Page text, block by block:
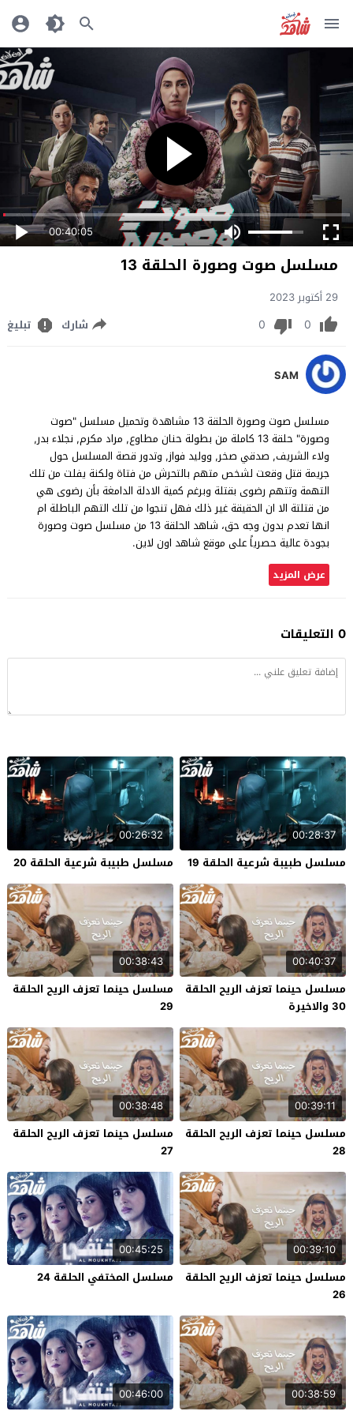
00:40:05
مسلسل صوت وصورة الحلقة 13
29 أكتوبر 2023
0
0 شارك تبليغ
SAM
مسلسل صوت وصورة الحلقة 13 مشاهدة وتحميل مسلسل "صوت
وصورة" حلقة 13 كاملة من بطولة حنان مطاوع, مراد مكرم, نجلاء بدر,
ولاء الشريف, صدقي صخر, ووليد فواز, وتدور قصة المسلسل حول
جريمة قتل وقعت لشخص متهم بالتحرش من فتاة ولكنة يفلت من تلك
التهمة وتتهم رضوى بقتلة وبرغم كمية الادلة الدامغة بأن رضوى هي
من قتلتة الا ان الحقيقة غير ذلك فهل تنجوا من تلك التهم الباطلة ام
انها تعدم بدون وجه حق، شاهد الحلقة 13 من مسلسل صوت وصورة
بجودة عالية حصرياً على موقع شاهد اون لاين.
عرض المزيد
0 التعليقات
00:28:37
مسلسل طبيبة شرعية الحلقة 19
00:26:32
مسلسل طبيبة شرعية الحلقة 20
00:40:37
مسلسل حينما تعزف الريح الحلقة
30 والاخيرة
00:38:43
مسلسل حينما تعزف الريح الحلقة
29
00:39:11
مسلسل حينما تعزف الريح الحلقة
28
00:38:48
مسلسل حينما تعزف الريح الحلقة
27
00:39:10
مسلسل حينما تعزف الريح الحلقة
26
00:45:25
مسلسل المختفي الحلقة 24
00:38:59
00:46:00